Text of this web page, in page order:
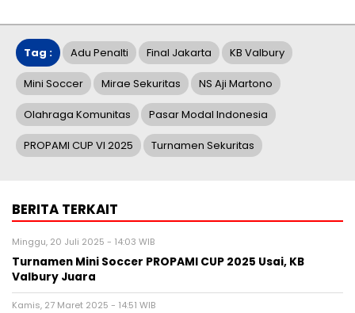
Tag : Adu Penalti Final Jakarta KB Valbury
Mini Soccer Mirae Sekuritas NS Aji Martono
Olahraga Komunitas Pasar Modal Indonesia
PROPAMI CUP VI 2025 Turnamen Sekuritas
BERITA TERKAIT
Minggu, 20 Juli 2025 - 14:03 WIB
Turnamen Mini Soccer PROPAMI CUP 2025 Usai, KB
Valbury Juara
Kamis, 27 Maret 2025 - 14:51 WIB